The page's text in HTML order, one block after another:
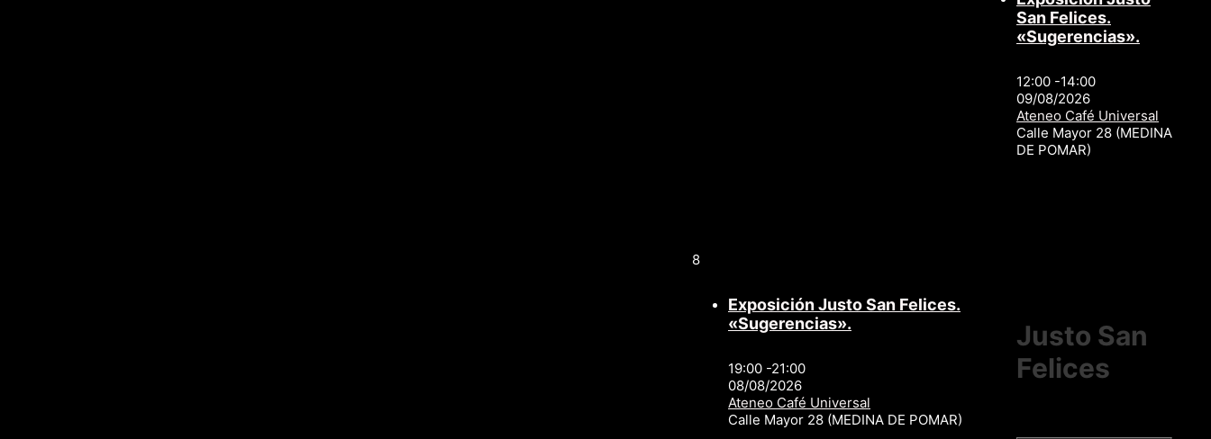
8
Exposición Justo San Felices.
«Sugerencias».
19:00 -21:00
08/08/2026
Ateneo Café Universal
Calle Mayor 28 (MEDINA DE POMAR)
San Felices.
«Sugerencias».
12:00 -14:00
09/08/2026
Ateneo Café Universal
Calle Mayor 28 (MEDINA
DE POMAR)
Justo San
Felices